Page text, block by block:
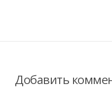
Добавить